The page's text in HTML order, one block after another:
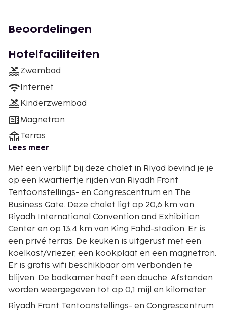
Beoordelingen
Hotelfaciliteiten
Zwembad
Internet
Kinderzwembad
Magnetron
Terras
Lees meer
Met een verblijf bij deze chalet in Riyad bevind je je
op een kwartiertje rijden van Riyadh Front
Tentoonstellings- en Congrescentrum en The
Business Gate. Deze chalet ligt op 20,6 km van
Riyadh International Convention and Exhibition
Center en op 13,4 km van King Fahd-stadion. Er is
een privé terras. De keuken is uitgerust met een
koelkast/vriezer, een kookplaat en een magnetron.
Er is gratis wifi beschikbaar om verbonden te
blijven. De badkamer heeft een douche. Afstanden
worden weergegeven tot op 0,1 mijl en kilometer.
Riyadh Front Tentoonstellings- en Congrescentrum